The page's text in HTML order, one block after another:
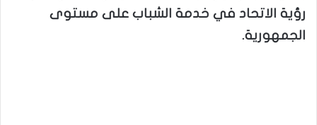
رؤية الاتحاد في خدمة الشباب على مستوى
الجمهورية.